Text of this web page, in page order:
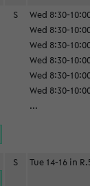
S
Wed 8:30-
Wed 8:30-
Wed 8:30-
Wed 8:30-
Wed 8:30-
Wed 8:30-
...
S Tue 14-16 in